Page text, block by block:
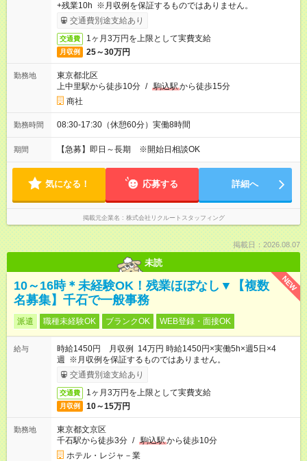
+残業10h ※月収例を保証するものではありません。
交通費別途支給あり
交通費 1ヶ月3万円を上限として実費支給
月収例 25～30万円
勤務地
東京都北区
上中里駅から徒歩10分 / 駒込駅から徒歩15分
商社
勤務時間 08:30-17:30（休憩60分）実働8時間
期間 【急募】即日～長期 ※開始日相談OK
気になる！ 応募する 詳細へ
掲載元企業名 株式会社リクルートスタッフィング
掲載日：2026.08.07
未読
NEW
10～16時＊未経験OK！残業ほぼなし▼【複数
名募集】千石で一般事務
派遣 職種未経験OK ブランクOK WEB登録・面接OK
給与
時給1450円 月収例 14万円 時給1450円×実働5h×週5日×4
週 ※月収例を保証するものではありません。
交通費別途支給あり
交通費 1ヶ月3万円を上限として実費支給
月収例 10～15万円
勤務地
東京都文京区
千石駅から徒歩3分 / 駒込駅から徒歩10分
ホテル・レジャ－業